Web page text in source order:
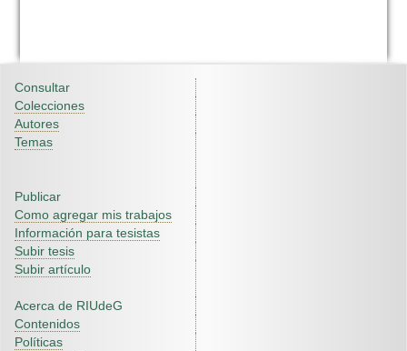
Consultar
Colecciones
Autores
Temas
Publicar
Como agregar mis trabajos
Información para tesistas
Subir tesis
Subir artículo
Acerca de RIUdeG
Contenidos
Políticas